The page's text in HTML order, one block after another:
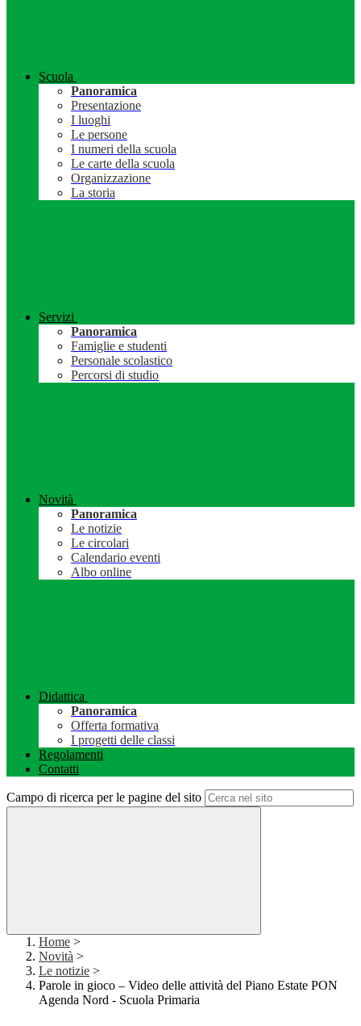
Scuola
Panoramica
Presentazione
I luoghi
Le persone
I numeri della scuola
Le carte della scuola
Organizzazione
La storia
Servizi
Panoramica
Famiglie e studenti
Personale scolastico
Percorsi di studio
Novità
Panoramica
Le notizie
Le circolari
Calendario eventi
Albo online
Didattica
Panoramica
Offerta formativa
I progetti delle classi
Regolamenti
Contatti
Campo di ricerca per le pagine del sito
Home >
Novità >
Le notizie >
Parole in gioco – Video delle attività del Piano Estate PON
Agenda Nord - Scuola Primaria